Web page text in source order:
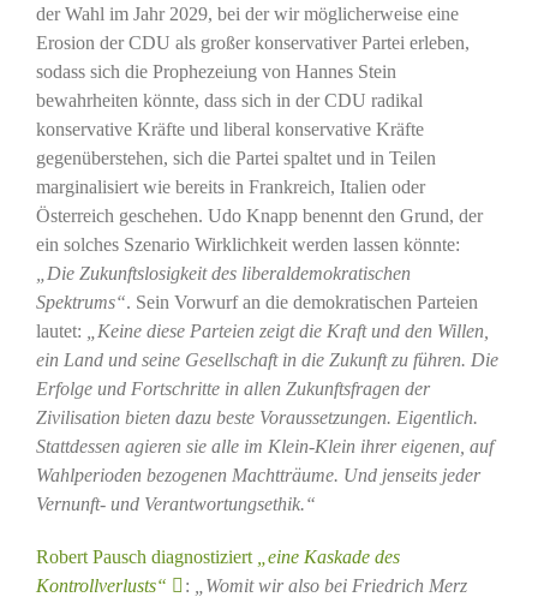
der Wahl im Jahr 2029, bei der wir möglicherweise eine
Erosion der CDU als großer konservativer Partei erleben,
sodass sich die Prophezeiung von Hannes Stein
bewahrheiten könnte, dass sich in der CDU radikal
konservative Kräfte und liberal konservative Kräfte
gegenüberstehen, sich die Partei spaltet und in Teilen
marginalisiert wie bereits in Frankreich, Italien oder
Österreich geschehen. Udo Knapp benennt den Grund, der
ein solches Szenario Wirklichkeit werden lassen könnte:
„Die Zukunftslosigkeit des liberaldemokratischen
Spektrums“. Sein Vorwurf an die demokratischen Parteien
lautet:
„Keine diese Parteien zeigt die Kraft und den Willen,
ein Land und seine Gesellschaft in die Zukunft zu führen. Die
Erfolge und Fortschritte in allen Zukunftsfragen der
Zivilisation bieten dazu beste Voraussetzungen. Eigentlich.
Stattdessen agieren sie alle im Klein-Klein ihrer eigenen, auf
Wahlperioden bezogenen Machtträume. Und jenseits jeder
Vernunft- und Verantwortungsethik.“
Robert Pausch diagnostiziert
„eine Kaskade des
Kontrollverlusts“
:
„Womit wir also bei Friedrich Merz